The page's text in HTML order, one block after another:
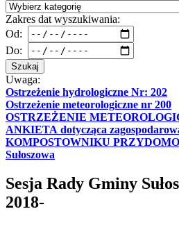
Zakres dat wyszukiwania:
Od:
Do:
Szukaj
Uwaga:
Ostrzeżenie hydrologiczne Nr: 202
Ostrzeżenie meteorologiczne nr 200
OSTRZEŻENIE
ANKIETA dotycząca
KOMPOSTOWNIKU
Sułoszowa
Sesja Rady Gminy
2018-